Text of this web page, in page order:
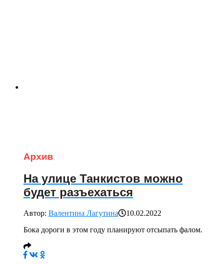
Архив
На улице Танкистов можно
будет разъехаться
Автор: Валентина Лагутина
10.02.2022
Бока дороги в этом году планируют отсыпать фалом.